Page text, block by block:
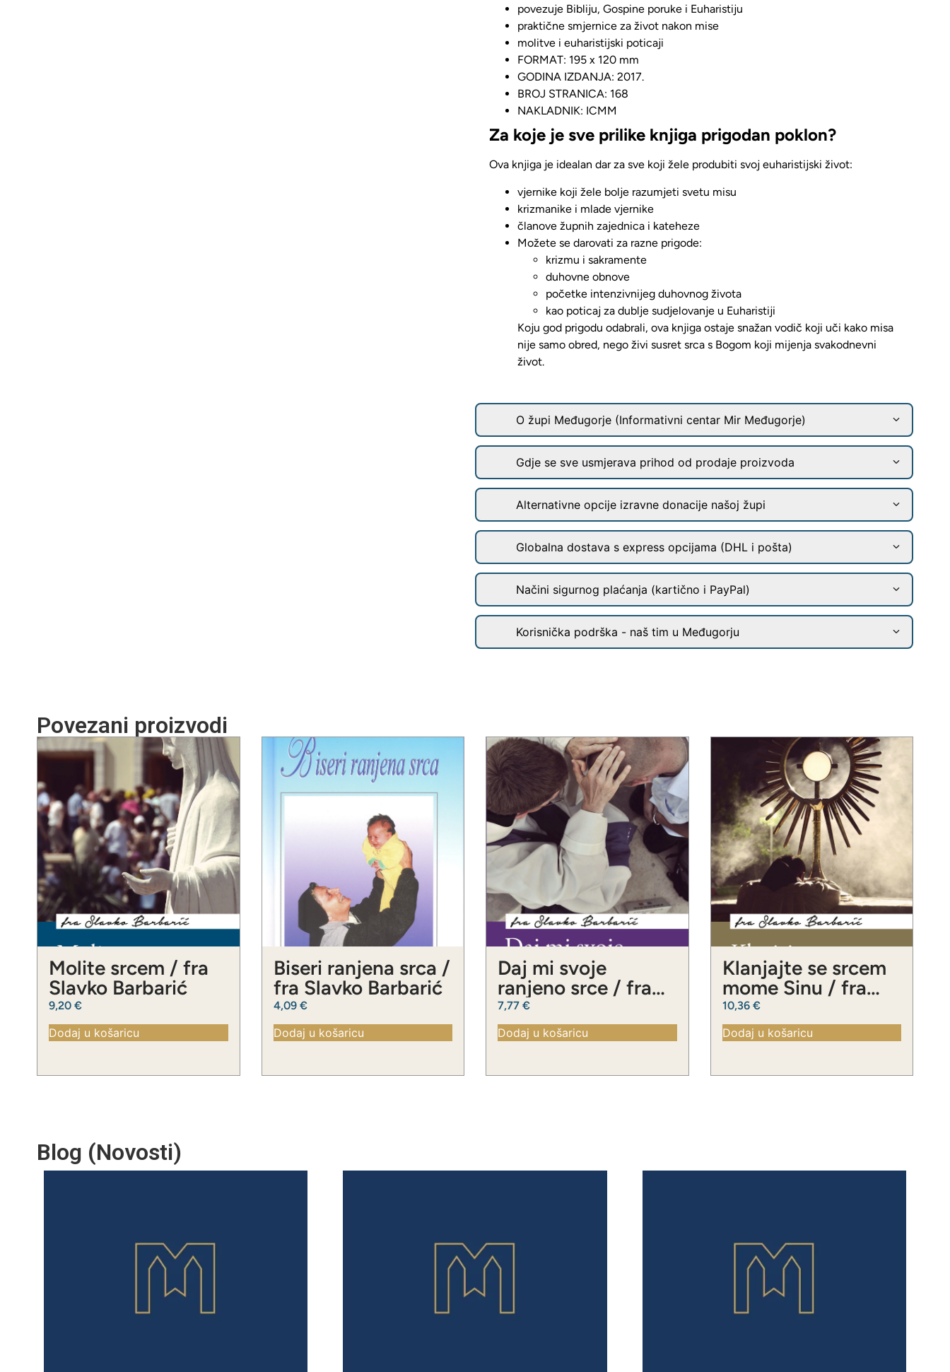
povezuje Bibliju, Gospine poruke i Euharistiju
praktične smjernice za život nakon mise
molitve i euharistijski poticaji
FORMAT: 195 x 120 mm
GODINA IZDANJA: 2017.
BROJ STRANICA: 168
NAKLADNIK: ICMM
Za koje je sve prilike knjiga prigodan poklon?
Ova knjiga je idealan dar za sve koji žele produbiti svoj euharistijski život:
vjernike koji žele bolje razumjeti svetu misu
krizmanike i mlade vjernike
članove župnih zajednica i kateheze
Možete se darovati za razne prigode:
krizmu i sakramente
duhovne obnove
početke intenzivnijeg duhovnog života
kao poticaj za dublje sudjelovanje u Euharistiji
Koju god prigodu odabrali, ova knjiga ostaje snažan vodič koji uči kako misa
nije samo obred, nego živi susret srca s Bogom koji mijenja svakodnevni
život.
O župi Međugorje (Informativni centar Mir Međugorje)
Gdje se sve usmjerava prihod od prodaje proizvoda
Alternativne opcije izravne donacije našoj župi
Globalna dostava s express opcijama (DHL i pošta)
Načini sigurnog plaćanja (kartično i PayPal)
Korisnička podrška - naš tim u Međugorju
Povezani proizvodi
Molite srcem / fra
Slavko Barbarić
9,20 €
Dodaj u košaricu
Biseri ranjena srca /
fra Slavko Barbarić
4,09 €
Dodaj u košaricu
Daj mi svoje
ranjeno srce / fra
Slavko Barbarić
7,77 €
Dodaj u košaricu
Klanjajte se srcem
mome Sinu / fra
Slavko Barbarić
10,36 €
Dodaj u košaricu
Blog (Novosti)